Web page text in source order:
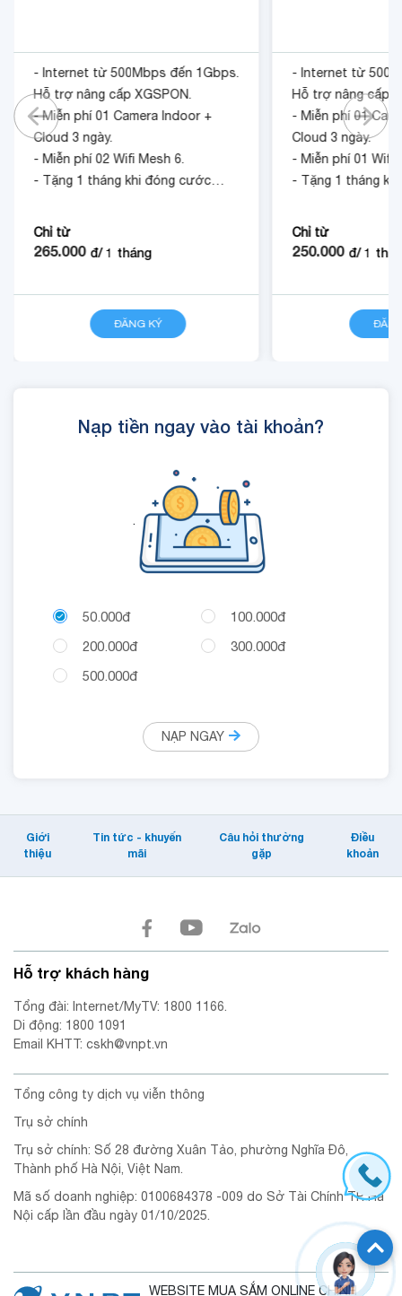
- Internet từ 500Mbps đến 1Gbps.
Hỗ trợ nâng cấp XGSPON.
- Miễn phí 01 Camera Indoor +
Cloud 3 ngày.
- Miễn phí 02 Wifi Mesh 6.
- Tặng 1 tháng khi đóng cước
Chỉ từ
265.000 đ/1 tháng
ĐĂNG KÝ
- Internet từ
Hỗ trợ nâng cấp
- Miễn phí 01
Cloud 3 ngày.
- Miễn phí 01 Wifi
- Tặng 1 tháng
Chỉ từ
250.000 đ/1
Nạp tiền ngay vào tài khoản?
.
50.000đ
100.000đ
200.000đ
300.000đ
500.000đ
NẠP NGAY
Giới
thiệu
Tin tức - khuyến
mãi
Câu hỏi thường
gặp
Điều
khoản
Hỗ trợ khách hàng
Tổng đài: Internet/MyTV: 1800 1166.
Di động: 1800 1091
Email KHTT: cskh@vnpt.vn
Tổng công ty dịch vụ viễn thông
Trụ sở chính
Trụ sở chính: Số 28 đường Xuân Tảo, phường Nghĩa Đô,
Thành phố Hà Nội, Việt Nam.
Mã số doanh nghiệp: 0100684378 -009 do Sở Tài Chính TP. Hà
Nội cấp lần đầu ngày 01/10/2025.
WEBSITE MUA SẮM ONLINE CHÍNH